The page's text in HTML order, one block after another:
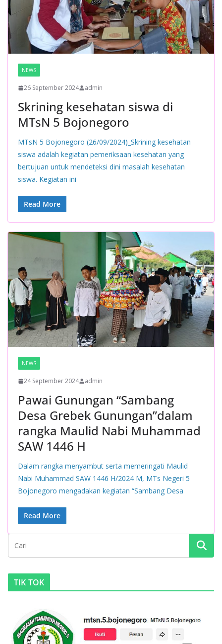
NEWS
26 September 2024 admin
Skrining kesehatan siswa di
MTsN 5 Bojonegoro
MTsN 5 Bojonegoro (26/09/2024)_Skrining kesehatan
siswa adalah kegiatan pemeriksaan kesehatan yang
bertujuan untuk mendeteksi dini masalah kesehatan
siswa. Kegiatan ini
Read More
NEWS
24 September 2024 admin
Pawai Gunungan “Sambang
Desa Grebek Gunungan”dalam
rangka Maulid Nabi Muhammad
SAW 1446 H
Dalam rangka menyambut serta memeringati Maulid
Nabi Muhammad SAW 1446 H/2024 M, MTs Negeri 5
Bojonegoro mengadakan kegiatan “Sambang Desa
Read More
TIK TOK